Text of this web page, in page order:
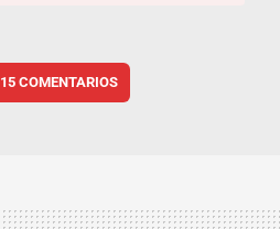
15 COMENTARIOS